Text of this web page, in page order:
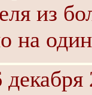
из
на